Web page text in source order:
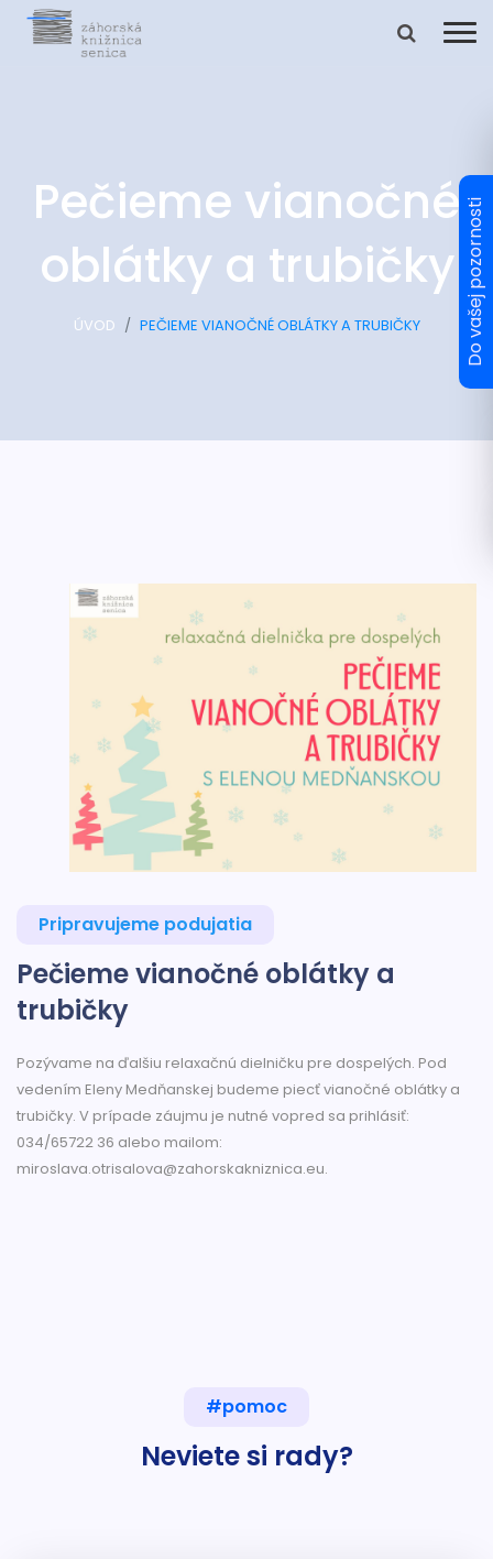
Pečieme vianočné
oblátky a trubičky
ÚVOD PEČIEME VIANOČNÉ OBLÁTKY A TRUBIČKY
Pripravujeme podujatia
Pečieme vianočné oblátky a
trubičky
Pozývame na ďalšiu relaxačnú dielničku pre dospelých. Pod
vedením Eleny Medňanskej budeme piecť vianočné oblátky a
trubičky. V prípade záujmu je nutné vopred sa prihlásiť:
034/65722 36 alebo mailom:
miroslava.otrisalova@zahorskakniznica.eu.
#pomoc
Neviete si rady?